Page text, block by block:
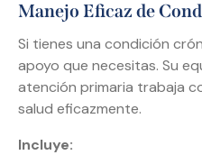
Manejo Eficaz de
Si tienes una condición
apoyo que necesitas. Su
atención primaria trabaja
salud eficazmente.
Incluye: